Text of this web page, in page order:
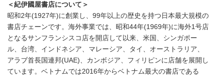
＜紀伊國屋書店について＞
昭和2年(1927年)に創業し、99年以上の歴史を持つ日本最大規模の
書店チェーンです。海外事業では、昭和44年(1969年)に海外1号店
となるサンフランシスコ店を開店して以来、米国、シンガポー
ル、台湾、インドネシア、マレーシア、タイ、オーストラリア、
アラブ首長国連邦(UAE)、カンボジア、フィリピンに店舗を展開し
ています。ベトナムでは2016年からベトナム最大の書店である